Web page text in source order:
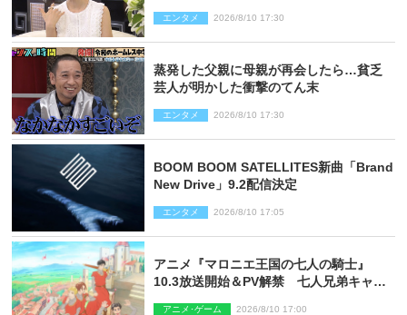
エンタメ 2026/8/10 17:30
蒸発した父親に母親が再会したら…貧乏
芸人が明かした衝撃のてん末
エンタメ 2026/8/10 17:30
BOOM BOOM SATELLITES新曲「Brand
New Drive」9.2配信決定
エンタメ 2026/8/10 17:05
アニメ『マロニエ王国の七人の騎士』
10.3放送開始＆PV解禁 七人兄弟キャス
アニメ･ゲーム 2026/8/10 17:00